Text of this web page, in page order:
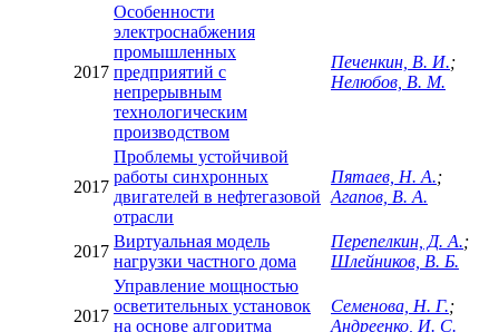
2017
Особенности
электроснабжения
промышленных
предприятий с
непрерывным
технологическим
производством
Печенкин, В. И.;
Нелюбов, В. М.
2017
Проблемы устойчивой
работы синхронных
двигателей в нефтегазовой
отрасли
Пятаев, Н. А.;
Агапов, В. А.
2017
Виртуальная модель
нагрузки частного дома
Перепелкин, Д. А.;
Шлейников, В. Б.
2017
Управление мощностью
осветительных установок
на основе алгоритма
Семенова, Н. Г.;
Андреенко, И. С.